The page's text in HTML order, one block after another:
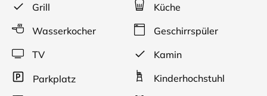
jedem Erwachsenen Kurtaxe iHv. € 2,50 /Tag.
Ein (Damen)Fahrrad steht unseren Gästen auf Wunsch
kostenlos zur Verfügung. Kaminholz wird kostenlos
gestellt.
Grill
Küche
Wasserkocher
Geschirrspüler
TV
Kamin
Parkplatz Kinderhochstuhl